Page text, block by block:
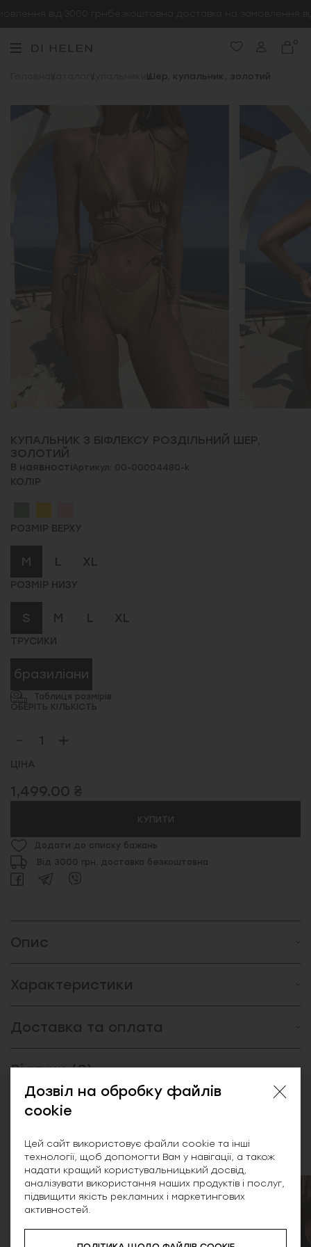
безкоштовна доставка на замовлення від
0
Каталог Купальники Шер, купальник, золотий
КУПАЛЬНИК З БІФЛЕКСУ РОЗДІЛЬНИЙ ШЕР,
ЗОЛОТИЙ
В наявностіАртикул: 00-00004480-k
КОЛІР
РОЗМІР ВЕРХУ
M L XL
РОЗМІР НИЗУ
S M L XL
ТРУСИКИ
бразиліани
Таблиця розмірів
ОБЕРІТЬ КІЛЬКІСТЬ
ЦІНА
1,499.00 ₴
КУПИТИ
Додати до списку бажань
Від 3000 грн. доставка безкоштовна
Опис
Характеристики
Доставка та оплата
Відгуки (0)
Схожі товари
NEW
Дозвіл на обробку файлів
cookie
Цей сайт використовує файли cookie та інші
технології, щоб допомогти Вам у навігації, а також
надати кращий користувальницький досвід,
аналізувати використання наших продуктів і послуг,
підвищити якість рекламних і маркетингових
активностей.